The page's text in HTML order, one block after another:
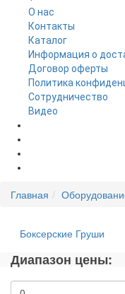
O нас
Контакты
Каталог
Информация о
Договор оферты
Политика
Сотрудничество
Видео
Главная
Боксерские Груши
Диапазон цены: